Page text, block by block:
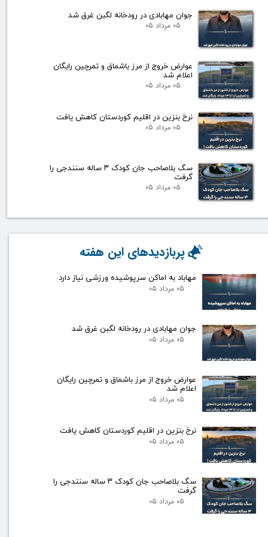
جوان مهابادی در رودخانه لگبن غرق شد
۰۵ مرداد ۰۵
عوارض خروج از مرز باشماق و تمرچین رایگان
اعلام شد
۰۵ مرداد ۰۵
نرخ بنزین در اقلیم کوردستان کاهش یافت
۰۵ مرداد ۰۵
سگ بلاصاحب جان کودک ۳ ساله سنندجی را
گرفت
۰۵ مرداد ۰۵
مهاباد به اماکن سرپوشیده ورزشی نیاز دارد
۰۵ مرداد ۰۵
جوان مهابادی در رودخانه لگبن غرق شد
۰۵ مرداد ۰۵
عوارض خروج از مرز باشماق و تمرچین رایگان
اعلام شد
۰۵ مرداد ۰۵
نرخ بنزین در اقلیم کوردستان کاهش یافت
۰۵ مرداد ۰۵
سگ بلاصاحب جان کودک ۳ ساله سنندجی را
گرفت
۰۵ مرداد ۰۵
پربازدیدهای این هفته